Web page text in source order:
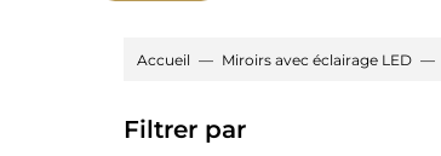
Accueil Miroirs avec éclairage LED
Filtrer par